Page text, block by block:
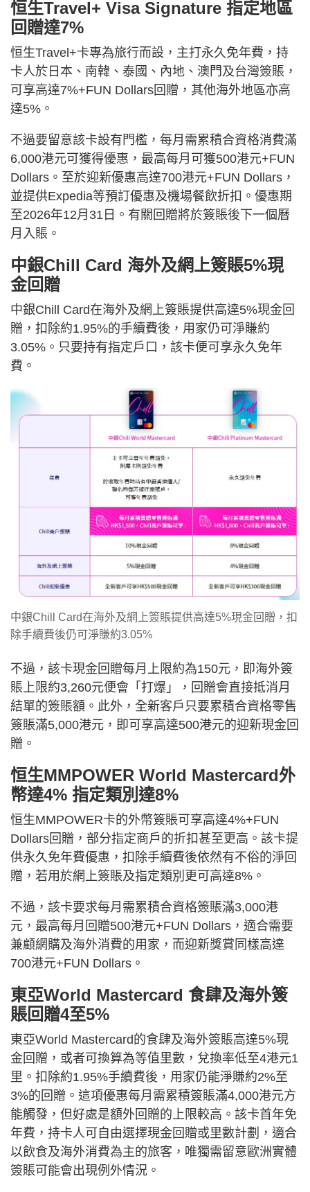
恒生Travel+ Visa Signature 指定地區
回贈達7%
恒生Travel+卡專為旅行而設，主打永久免年費，持
卡人於日本、南韓、泰國、內地、澳門及台灣簽賬，
可享高達7%+FUN Dollars回贈，其他海外地區亦高
達5%。
不過要留意該卡設有門檻，每月需累積合資格消費滿
6,000港元可獲得優惠，最高每月可獲500港元+FUN
Dollars。至於迎新優惠高達700港元+FUN Dollars，
並提供Expedia等預訂優惠及機場餐飲折扣。優惠期
至2026年12月31日。有關回贈將於簽賬後下一個曆
月入賬。
中銀Chill Card 海外及網上簽賬5%現
金回贈
中銀Chill Card在海外及網上簽賬提供高達5%現金回
贈，扣除約1.95%的手續費後，用家仍可淨賺約
3.05%。只要持有指定戶口，該卡便可享永久免年
費。
中銀Chill Card在海外及網上簽賬提供高達5%現金回贈，扣
除手續費後仍可淨賺約3.05%
不過，該卡現金回贈每月上限約為150元，即海外簽
賬上限約3,260元便會「打爆」，回贈會直接抵消月
結單的簽賬額。此外，全新客戶只要累積合資格零售
簽賬滿5,000港元，即可享高達500港元的迎新現金回
贈。
恒生MMPOWER World Mastercard外
幣達4% 指定類別達8%
恒生MMPOWER卡的外幣簽賬可享高達4%+FUN
Dollars回贈，部分指定商戶的折扣甚至更高。該卡提
供永久免年費優惠，扣除手續費後依然有不俗的淨回
贈，若用於網上簽賬及指定類別更可高達8%。
不過，該卡要求每月需累積合資格簽賬滿3,000港
元，最高每月回贈500港元+FUN Dollars，適合需要
兼顧網購及海外消費的用家，而迎新獎賞同樣高達
700港元+FUN Dollars。
東亞World Mastercard 食肆及海外簽
賬回贈4至5%
東亞World Mastercard的食肆及海外簽賬高達5%現
金回贈，或者可換算為等值里數，兌換率低至4港元1
里。扣除約1.95%手續費後，用家仍能淨賺約2%至
3%的回贈。這項優惠每月需累積簽賬滿4,000港元方
能觸發，但好處是額外回贈的上限較高。該卡首年免
年費，持卡人可自由選擇現金回贈或里數計劃，適合
以飲食及海外消費為主的旅客，唯獨需留意歐洲實體
簽賬可能會出現例外情況。